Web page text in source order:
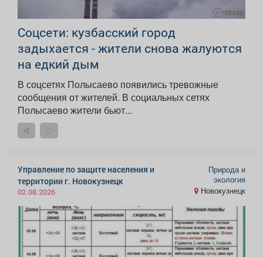
Соцсети: кузбасский город
задыхается - жители снова жалуются
на едкий дым
В соцсетях Полысаево появились тревожные
сообщения от жителей. В социальных сетях
Полысаево жители бьют...
Управление по защите населения и
территории г. Новокузнецк
02.08.2026
Природа и
экология
Новокузнецк